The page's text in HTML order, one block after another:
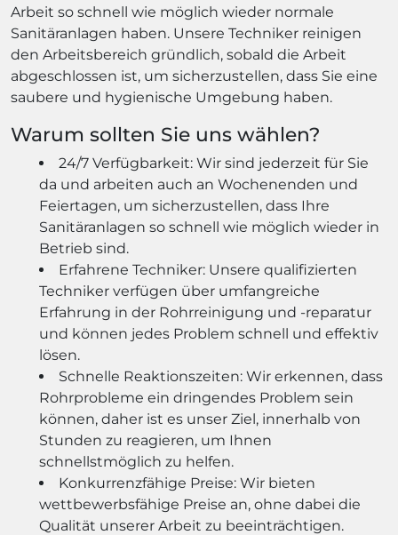
Arbeit so schnell wie möglich wieder normale
Sanitäranlagen haben. Unsere Techniker reinigen
den Arbeitsbereich gründlich, sobald die Arbeit
abgeschlossen ist, um sicherzustellen, dass Sie eine
saubere und hygienische Umgebung haben.
Warum sollten Sie uns wählen?
24/7 Verfügbarkeit: Wir sind jederzeit für Sie
da und arbeiten auch an Wochenenden und
Feiertagen, um sicherzustellen, dass Ihre
Sanitäranlagen so schnell wie möglich wieder in
Betrieb sind.
Erfahrene Techniker: Unsere qualifizierten
Techniker verfügen über umfangreiche
Erfahrung in der Rohrreinigung und -reparatur
und können jedes Problem schnell und effektiv
lösen.
Schnelle Reaktionszeiten: Wir erkennen, dass
Rohrprobleme ein dringendes Problem sein
können, daher ist es unser Ziel, innerhalb von
Stunden zu reagieren, um Ihnen
schnellstmöglich zu helfen.
Konkurrenzfähige Preise: Wir bieten
wettbewerbsfähige Preise an, ohne dabei die
Qualität unserer Arbeit zu beeinträchtigen.